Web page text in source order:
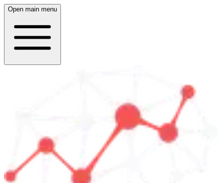
Open main menu